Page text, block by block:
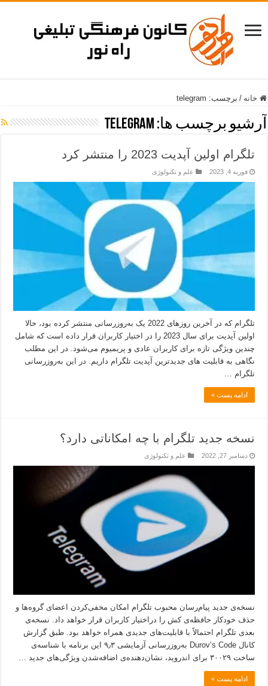
خانه / برچسب: telegram
آرشیو برچسب ها: telegram
تلگرام اولین آپدیت 2023 را منتشر کرد
فوریه 4, 2023 علم و تکنولوژی
تلگرام که در آخرین روزهای 2022 یک به‌روزرسانی منتشر کرده بود، حالا
اولین آپدیت برای سال 2023 را در اختیار کاربران قرار داده است که شامل
چندین ویژگی تازه برای کاربران عادی و پریمیوم می‌شود. در این مطلب
نگاهی به قابلیت های جدیدترین آپدیت تلگرام داریم. در این به‌روزرسانی
تلگرام …
ادامه پست »
نسخه جدید تلگرام با چه امکاناتی دارد؟
دسامبر 27, 2022 علم و تکنولوژی
نسخه‌ی جدید پیام‌رسان محبوب تلگرام امکان مخفی‌کردن اعضای گروه‌ها و
حذف خودکار حافظه‌ی کش را دراختیار کاربران قرار خواهد داد. نسخه‌ی
بعدی تلگرام احتمالاً با قابلیت‌های جدیدی همراه خواهد بود. طبق گزارش
کانال Durov’s Code به‌روزرسانی آزمایشی ۹٫۳ این برنامه با شناسه‌ی
ساخت ۳۰۰۲۹ برای اندروید، نشان‌دهنده‌ی اضافه‌شدن ویژگی‌های جدید …
ادامه پست »